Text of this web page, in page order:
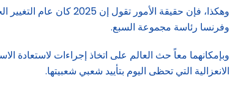
وفرنسا رئاسة مجموعة السبع.
وبإمكانهما معاً حث العالم على اتخاذ إجراءات
الانعزالية التي تحظى اليوم بتأييد شعبي شعبيتها.